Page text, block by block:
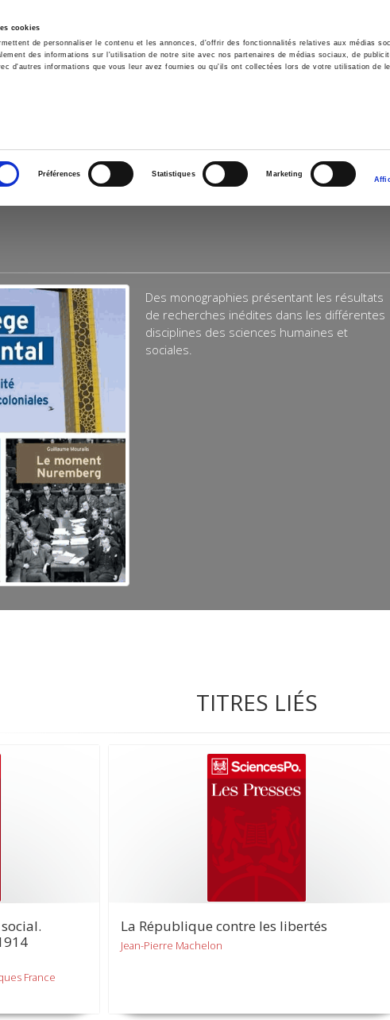
cookies
de personnaliser le contenu et les annonces, d'offrir des fonctionnalités relatives aux médias
des informations sur l'utilisation de notre site avec nos partenaires de médias sociaux, de
d'autres informations que vous leur avez fournies ou qu'ils ont collectées lors de votre utilisation de
Préférences Statistiques Marketing
Accueil Environnement Histoire
Des monographies présentant les résultats
de recherches inédites dans les différentes
disciplines des sciences humaines et
sociales.
TITRES LIÉS
France
La République contre les libertés
Jean-Pierre Machelon